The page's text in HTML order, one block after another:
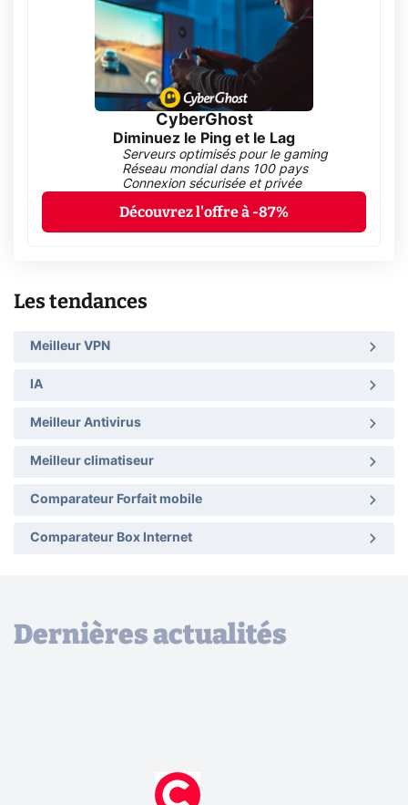
CyberGhost
Diminuez le Ping et le Lag
Serveurs optimisés pour le gaming
Réseau mondial dans 100 pays
Connexion sécurisée et privée
Découvrez l'offre à -87%
Les tendances
Meilleur VPN
IA
Meilleur Antivirus
Meilleur climatiseur
Comparateur Forfait mobile
Comparateur Box Internet
Dernières actualités